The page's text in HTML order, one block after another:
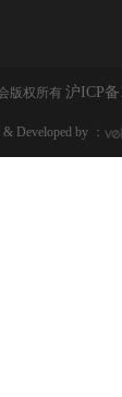
版权所有 沪ICP备
& Developed by ：